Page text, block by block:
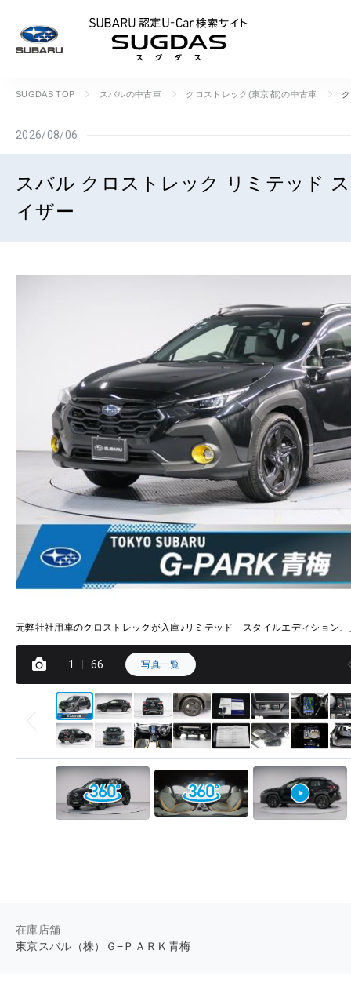
SUGDAS TOP スバルの中古車 クロストレック(東京都)の中古車
2026/08/06
スバル クロストレック リミテッド
イザー
元弊社社用車のクロストレックが入庫♪リミテッド スタイルエディション
1 66 写真一覧
在庫店舗
東京スバル（株）Ｇ−ＰＡＲＫ青梅